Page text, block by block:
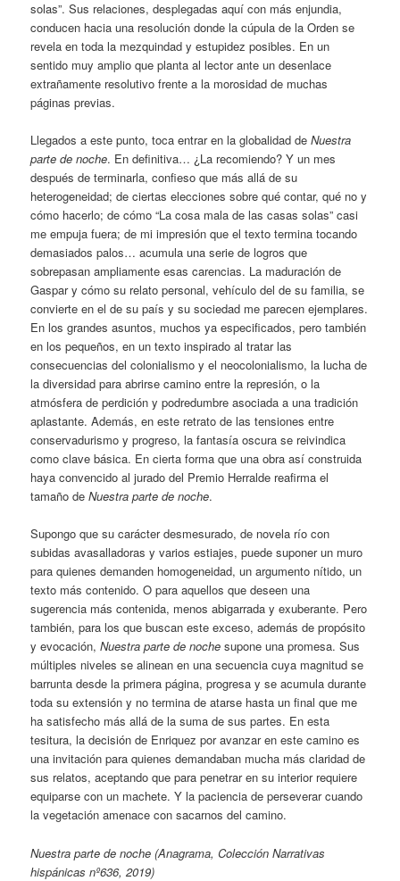
solas”. Sus relaciones, desplegadas aquí con más enjundia,
conducen hacia una resolución donde la cúpula de la Orden se
revela en toda la mezquindad y estupidez posibles. En un
sentido muy amplio que planta al lector ante un desenlace
extrañamente resolutivo frente a la morosidad de muchas
páginas previas.
Llegados a este punto, toca entrar en la globalidad deNuestra
parte de noche. En definitiva… ¿La recomiendo? Y un mes
después de terminarla, confieso que más allá de su
heterogeneidad; de ciertas elecciones sobre qué contar, qué no y
cómo hacerlo; de cómo “La cosa mala de las casas solas” casi
me empuja fuera; de mi impresión que el texto termina tocando
demasiados palos… acumula una serie de logros que
sobrepasan ampliamente esas carencias. La maduración de
Gaspar y cómo su relato personal, vehículo del de su familia, se
convierte en el de su país y su sociedad me parecen ejemplares.
En los grandes asuntos, muchos ya especificados, pero también
en los pequeños, en un texto inspirado al tratar las
consecuencias del colonialismo y el neocolonialismo, la lucha de
la diversidad para abrirse camino entre la represión, o la
atmósfera de perdición y podredumbre asociada a una tradición
aplastante. Además, en este retrato de las tensiones entre
conservadurismo y progreso, la fantasía oscura se reivindica
como clave básica. En cierta forma que una obra así construida
haya convencido al jurado del Premio Herralde reafirma el
tamaño deNuestra parte de noche.
Supongo que su carácter desmesurado, de novela río con
subidas avasalladoras y varios estiajes, puede suponer un muro
para quienes demanden homogeneidad, un argumento nítido, un
texto más contenido. O para aquellos que deseen una
sugerencia más contenida, menos abigarrada y exuberante. Pero
también, para los que buscan este exceso, además de propósito
y evocación,Nuestra parte de noche supone una promesa. Sus
múltiples niveles se alinean en una secuencia cuya magnitud se
barrunta desde la primera página, progresa y se acumula durante
toda su extensión y no termina de atarse hasta un final que me
ha satisfecho más allá de la suma de sus partes. En esta
tesitura, la decisión de Enriquez por avanzar en este camino es
una invitación para quienes demandaban mucha más claridad de
sus relatos, aceptando que para penetrar en su interior requiere
equiparse con un machete. Y la paciencia de perseverar cuando
la vegetación amenace con sacarnos del camino.
Nuestra parte de noche (Anagrama, Colección Narrativas
hispánicas nº636, 2019)